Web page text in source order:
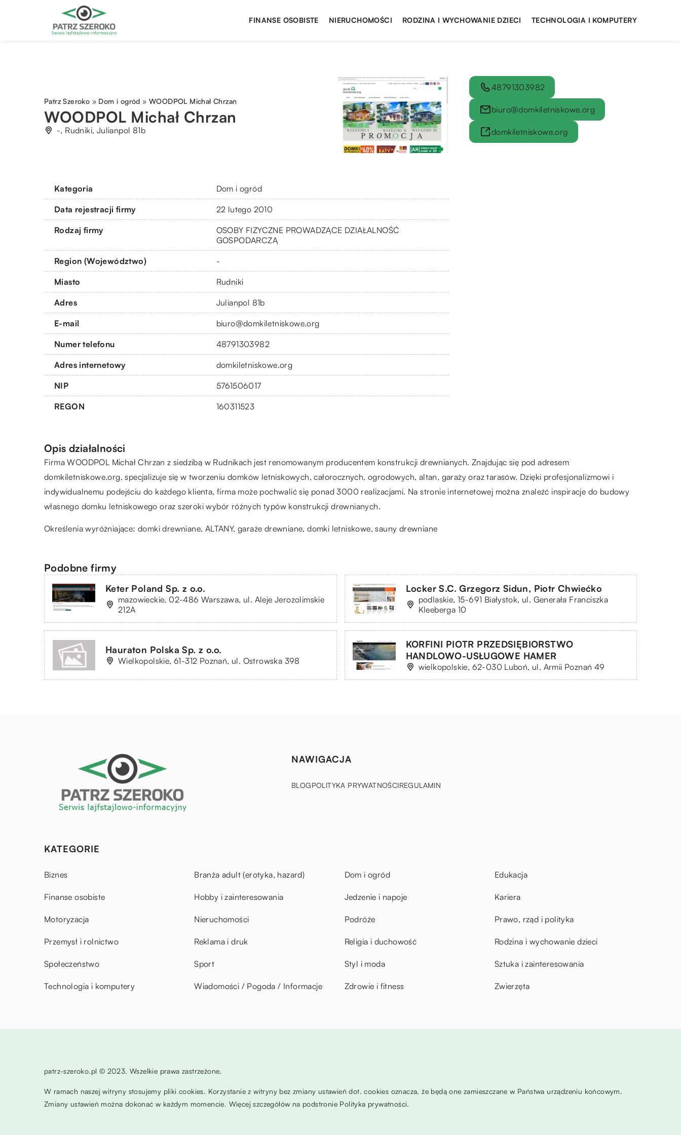
FINANSE OSOBISTE NIERUCHOMOŚCI RODZINA I WYCHOWANIE DZIECI TECHNOLOGIA I KOMPUTERY
Patrz Szeroko » Dom i ogród »WOODPOL Michał Chrzan
WOODPOL Michał Chrzan
-, Rudniki, Julianpol 81b
Kategoria Dom i ogród
Data rejestracji firmy 22 lutego 2010
Rodzaj firmy
OSOBY FIZYCZNE PROWADZĄCE DZIAŁALNOŚĆ
GOSPODARCZĄ
Region (Województwo) -
Miasto Rudniki
Adres Julianpol 81b
E-mail biuro@domkiletniskowe.org
Numer telefonu 48791303982
Adres internetowy domkiletniskowe.org
NIP 5761506017
REGON 160311523
48791303982
biuro@domkiletniskowe.org
domkiletniskowe.org
Opis działalności
Firma WOODPOL Michał Chrzan z siedzibą w Rudnikach jest renomowanym producentem konstrukcji drewnianych. Znajdując się pod adresem
domkiletniskowe.org, specjalizuje się w tworzeniu domków letniskowych, całorocznych, ogrodowych, altan, garaży oraz tarasów. Dzięki profesjonalizmowi i
indywidualnemu podejściu do każdego klienta, firma może pochwalić się ponad 3000 realizacjami. Na stronie internetowej można znaleźć inspiracje do budowy
własnego domku letniskowego oraz szeroki wybór różnych typów konstrukcji drewnianych.
Określenia wyróżniające: domki drewniane, ALTANY, garaże drewniane, domki letniskowe, sauny drewniane
Podobne firmy
Keter Poland Sp. z o.o.
mazowieckie, 02-486 Warszawa, ul. Aleje Jerozolimskie
212A
Locker S.C. Grzegorz Sidun, Piotr Chwiećko
podlaskie, 15-691 Białystok, ul. Generała Franciszka
Kleeberga 10
Hauraton Polska Sp. z o.o.
Wielkopolskie, 61-312 Poznań, ul. Ostrowska 398
KORFINI PIOTR PRZEDSIĘBIORSTWO
HANDLOWO-USŁUGOWE HAMER
wielkopolskie, 62-030 Luboń, ul. Armii Poznań 49
NAWIGACJA
BLOGPOLITYKA PRYWATNOŚCIREGULAMIN
KATEGORIE
Biznes Branża adult (erotyka, hazard) Dom i ogród Edukacja
Finanse osobiste Hobby i zainteresowania Jedzenie i napoje Kariera
Motoryzacja Nieruchomości Podróże Prawo, rząd i polityka
Przemysł i rolnictwo Reklama i druk Religia i duchowość Rodzina i wychowanie dzieci
Społeczeństwo Sport Styl i moda Sztuka i zainteresowania
Technologia i komputery Wiadomości / Pogoda / Informacje Zdrowie i fitness Zwierzęta
patrz-szeroko.pl © 2023. Wszelkie prawa zastrzeżone.
W ramach naszej witryny stosujemy pliki cookies. Korzystanie z witryny bez zmiany ustawień dot. cookies oznacza, że będą one zamieszczane w Państwa urządzeniu końcowym.
Zmiany ustawień można dokonać w każdym momencie. Więcej szczegółów na podstronie Polityka prywatności.